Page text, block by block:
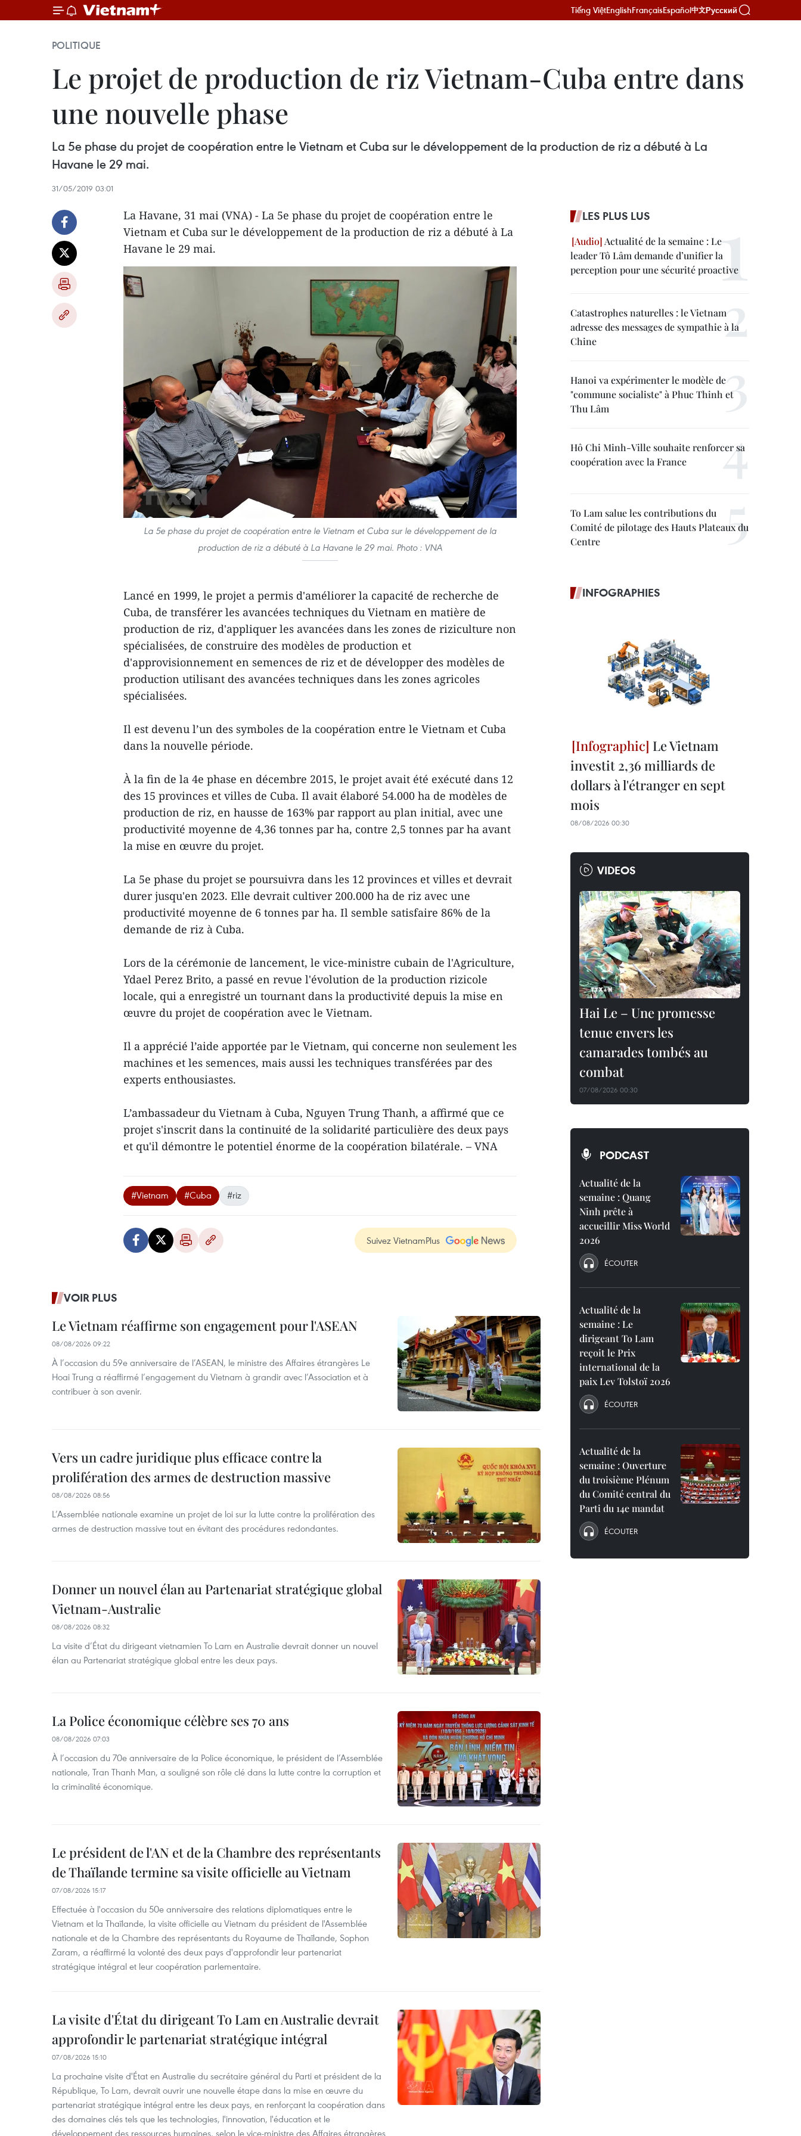
Tiếng ViệtEnglishFrançaisEspañol中文Русский
POLITIQUE
Le projet de production de riz Vietnam-Cuba entre dans
une nouvelle phase
La 5e phase du projet de coopération entre le Vietnam et Cuba sur le développement de la production de riz a débuté à La
Havane le 29 mai.
31/05/2019 03:01
La Havane, 31 mai (VNA) - La 5e phase du projet de coopération entre le
Vietnam et Cuba sur le développement de la production de riz a débuté à La
Havane le 29 mai.
La 5e phase du projet de coopération entre le Vietnam et Cuba sur le développement de la
production de riz a débuté à La Havane le 29 mai. Photo : VNA
Lancé en 1999, le projet a permis d'améliorer la capacité de recherche de
Cuba, de transférer les avancées techniques du Vietnam en matière de
production de riz, d'appliquer les avancées dans les zones de riziculture non
spécialisées, de construire des modèles de production et
d'approvisionnement en semences de riz et de développer des modèles de
production utilisant des avancées techniques dans les zones agricoles
spécialisées.
Il est devenu l’un des symboles de la coopération entre le Vietnam et Cuba
dans la nouvelle période.
À la fin de la 4e phase en décembre 2015, le projet avait été exécuté dans 12
des 15 provinces et villes de Cuba. Il avait élaboré 54.000 ha de modèles de
production de riz, en hausse de 163% par rapport au plan initial, avec une
productivité moyenne de 4,36 tonnes par ha, contre 2,5 tonnes par ha avant
la mise en œuvre du projet.
La 5e phase du projet se poursuivra dans les 12 provinces et villes et devrait
durer jusqu'en 2023. Elle devrait cultiver 200.000 ha de riz avec une
productivité moyenne de 6 tonnes par ha. Il semble satisfaire 86% de la
demande de riz à Cuba.
Lors de la cérémonie de lancement, le vice-ministre cubain de l'Agriculture,
Ydael Perez Brito, a passé en revue l'évolution de la production rizicole
locale, qui a enregistré un tournant dans la productivité depuis la mise en
œuvre du projet de coopération avec le Vietnam.
Il a apprécié l’aide apportée par le Vietnam, qui concerne non seulement les
machines et les semences, mais aussi les techniques transférées par des
experts enthousiastes.
L’ambassadeur du Vietnam à Cuba, Nguyen Trung Thanh, a affirmé que ce
projet s'inscrit dans la continuité de la solidarité particulière des deux pays
et qu'il démontre le potentiel énorme de la coopération bilatérale. – VNA
#Vietnam #Cuba #riz
Suivez VietnamPlus
VOIR PLUS
Le Vietnam réaffirme son engagement pour l'ASEAN
08/08/2026 09:22
À l’occasion du 59e anniversaire de l’ASEAN, le ministre des Affaires étrangères Le
Hoai Trung a réaffirmé l’engagement du Vietnam à grandir avec l’Association et à
contribuer à son avenir.
Vers un cadre juridique plus efficace contre la
prolifération des armes de destruction massive
08/08/2026 08:56
L’Assemblée nationale examine un projet de loi sur la lutte contre la prolifération des
armes de destruction massive tout en évitant des procédures redondantes.
Donner un nouvel élan au Partenariat stratégique global
Vietnam-Australie
08/08/2026 08:32
La visite d’État du dirigeant vietnamien To Lam en Australie devrait donner un nouvel
élan au Partenariat stratégique global entre les deux pays.
La Police économique célèbre ses 70 ans
08/08/2026 07:03
À l’occasion du 70e anniversaire de la Police économique, le président de l’Assemblée
nationale, Tran Thanh Man, a souligné son rôle clé dans la lutte contre la corruption et
la criminalité économique.
Le président de l'AN et de la Chambre des représentants
de Thaïlande termine sa visite officielle au Vietnam
07/08/2026 15:17
Effectuée à l'occasion du 50e anniversaire des relations diplomatiques entre le
Vietnam et la Thaïlande, la visite officielle au Vietnam du président de l'Assemblée
nationale et de la Chambre des représentants du Royaume de Thaïlande, Sophon
Zaram, a réaffirmé la volonté des deux pays d'approfondir leur partenariat
stratégique intégral et leur coopération parlementaire.
La visite d'État du dirigeant To Lam en Australie devrait
approfondir le partenariat stratégique intégral
07/08/2026 15:10
La prochaine visite d'État en Australie du secrétaire général du Parti et président de la
République, To Lam, devrait ouvrir une nouvelle étape dans la mise en œuvre du
partenariat stratégique intégral entre les deux pays, en renforçant la coopération dans
des domaines clés tels que les technologies, l'innovation, l'éducation et le
développement des ressources humaines, selon le vice-ministre des Affaires étrangères
LES PLUS LUS
Actualité de la semaine : Le
leader Tô Lâm demande d’unifier la
perception pour une sécurité proactive
Catastrophes naturelles : le Vietnam
adresse des messages de sympathie à la
Chine
Hanoi va expérimenter le modèle de
"commune socialiste" à Phuc Thinh et
Thu Lâm
Hô Chi Minh-Ville souhaite renforcer sa
coopération avec la France
To Lam salue les contributions du
Comité de pilotage des Hauts Plateaux du
Centre
INFOGRAPHIES
Le Vietnam
investit 2,36 milliards de
dollars à l'étranger en sept
mois
08/08/2026 00:30
VIDEOS
Hai Le – Une promesse
tenue envers les
camarades tombés au
combat
07/08/2026 00:30
PODCAST
Actualité de la
semaine : Quang
Ninh prête à
accueillir Miss World
2026
ÉCOUTER
Actualité de la
semaine : Le
dirigeant To Lam
reçoit le Prix
international de la
paix Lev Tolstoï 2026
ÉCOUTER
Actualité de la
semaine : Ouverture
du troisième Plénum
du Comité central du
Parti du 14e mandat
ÉCOUTER